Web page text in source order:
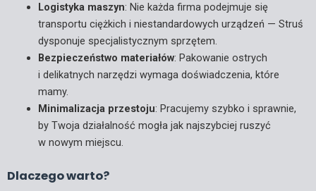
Logistyka maszyn: Nie każda firma podejmuje się
transportu ciężkich i niestandardowych urządzeń — Struś
dysponuje specjalistycznym sprzętem.
Bezpieczeństwo materiałów: Pakowanie ostrych
i delikatnych narzędzi wymaga doświadczenia, które
mamy.
Minimalizacja przestoju: Pracujemy szybko i sprawnie,
by Twoja działalność mogła jak najszybciej ruszyć
w nowym miejscu.
Dlaczego warto?